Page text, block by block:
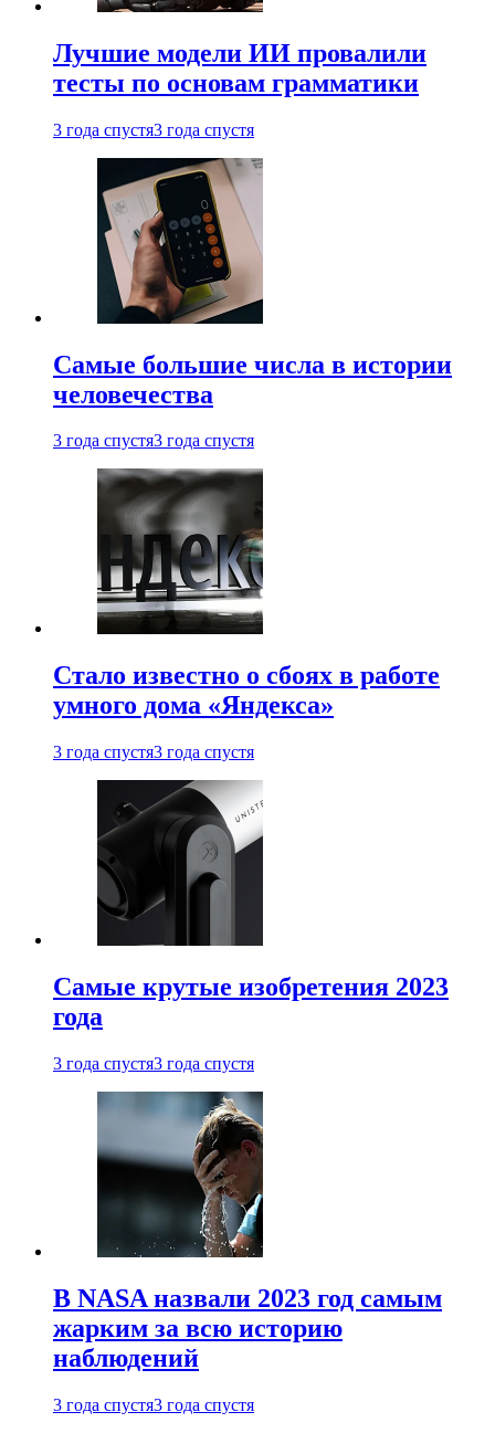
Лучшие модели ИИ провалили
тесты по основам грамматики
3 года спустя3 года спустя
Самые большие числа в истории
человечества
3 года спустя3 года спустя
Стало известно о сбоях в работе
умного дома «Яндекса»
3 года спустя3 года спустя
Самые крутые изобретения 2023
года
3 года спустя3 года спустя
В NASA назвали 2023 год самым
жарким за всю историю
наблюдений
3 года спустя3 года спустя